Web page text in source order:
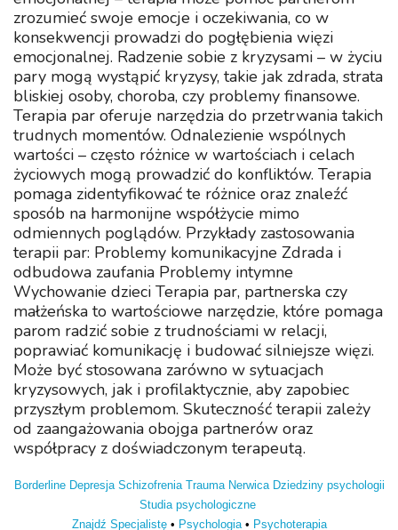
zrozumieć swoje emocje i oczekiwania, co w
konsekwencji prowadzi do pogłębienia więzi
emocjonalnej. Radzenie sobie z kryzysami – w życiu
pary mogą wystąpić kryzysy, takie jak zdrada, strata
bliskiej osoby, choroba, czy problemy finansowe.
Terapia par oferuje narzędzia do przetrwania takich
trudnych momentów. Odnalezienie wspólnych
wartości – często różnice w wartościach i celach
życiowych mogą prowadzić do konfliktów. Terapia
pomaga zidentyfikować te różnice oraz znaleźć
sposób na harmonijne współżycie mimo
odmiennych poglądów. Przykłady zastosowania
terapii par: Problemy komunikacyjne Zdrada i
odbudowa zaufania Problemy intymne
Wychowanie dzieci Terapia par, partnerska czy
małżeńska to wartościowe narzędzie, które pomaga
parom radzić sobie z trudnościami w relacji,
poprawiać komunikację i budować silniejsze więzi.
Może być stosowana zarówno w sytuacjach
kryzysowych, jak i profilaktycznie, aby zapobiec
przyszłym problemom. Skuteczność terapii zależy
od zaangażowania obojga partnerów oraz
współpracy z doświadczonym terapeutą.
Borderline Depresja Schizofrenia Trauma Nerwica Dziedziny psychologii
Studia psychologiczne
Znajdź Specjalistę• Psychologia• Psychoterapia